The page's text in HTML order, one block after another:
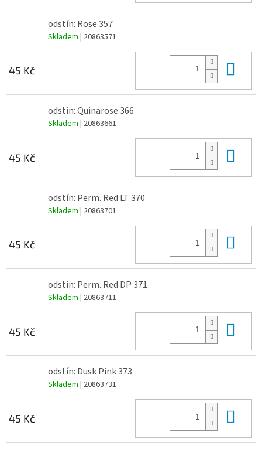
odstín: Rose 357
Skladem | 20863571
45 Kč
odstín: Quinarose 366
Skladem | 20863661
45 Kč
odstín: Perm. Red LT 370
Skladem | 20863701
45 Kč
odstín: Perm. Red DP 371
Skladem | 20863711
45 Kč
odstín: Dusk Pink 373
Skladem | 20863731
45 Kč